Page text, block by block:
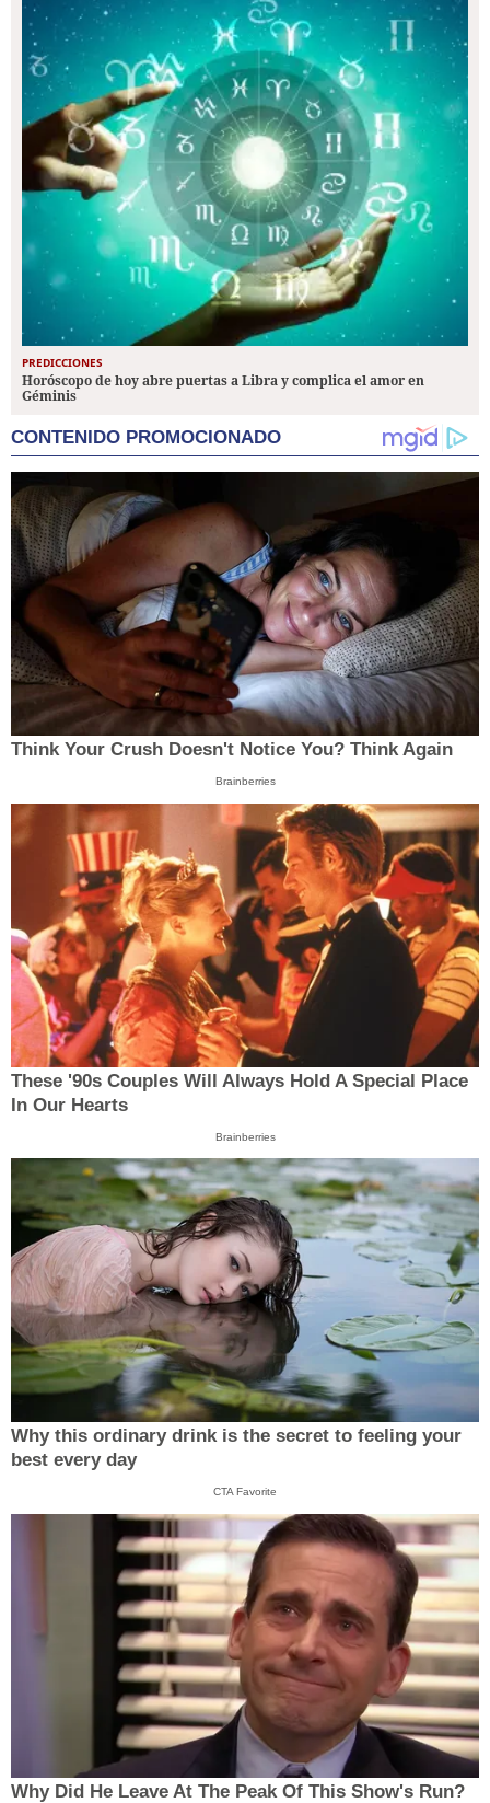
PREDICCIONES
Horóscopo de hoy abre puertas a Libra y complica el amor en
Géminis
CONTENIDO PROMOCIONADO
Think Your Crush Doesn't Notice You? Think Again
Brainberries
These '90s Couples Will Always Hold A Special Place
In Our Hearts
Brainberries
Why this ordinary drink is the secret to feeling your
best every day
CTA Favorite
Why Did He Leave At The Peak Of This Show's Run?